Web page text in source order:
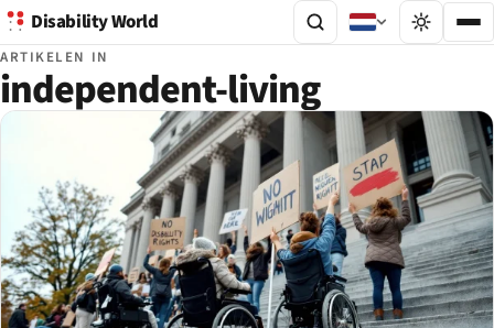
Disability World
ARTIKELEN IN
independent-living